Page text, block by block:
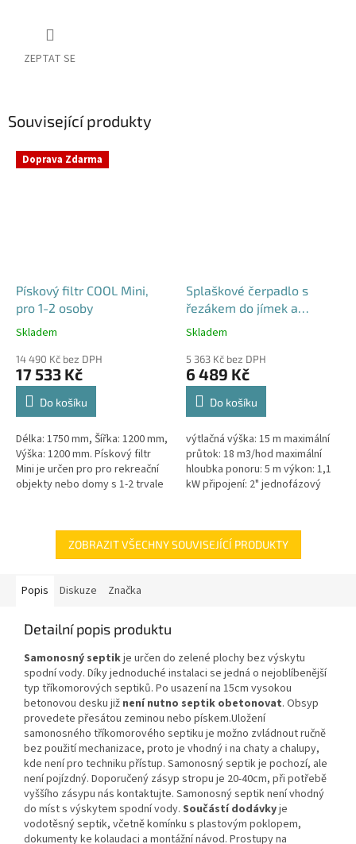
ZEPTAT SE
Související produkty
Doprava Zdarma
Pískový filtr COOL Mini,
pro 1-2 osoby
Průměrné
produktu
je
4,1
hvězdiček.
Skladem
14 490 Kč bez DPH
17 533 Kč
Do košíku
Délka: 1750 mm, Šířka: 1200 mm,
Výška: 1200 mm. Pískový filtr
Mini je určen pro pro rekreační
objekty nebo domy s 1-2 trvale
Splaškové čerpadlo s
řezákem do jímek a
septiků - Blue Line PQD 7-
Průměrné
produktu
je
5,0
hvězdiček.
Skladem
5 363 Kč bez DPH
6 489 Kč
Do košíku
výtlačná výška: 15 m maximální
průtok: 18 m3/hod maximální
hloubka ponoru: 5 m výkon: 1,1
kW připojení: 2" jednofázový
ZOBRAZIT VŠECHNY SOUVISEJÍCÍ PRODUKTY
Popis Diskuze Značka
Detailní popis produktu
Samonosný septikje určen do zelené plochy bez výskytu
spodní vody. Díky jednoduché instalaci se jedná o nejoblíbenější
typ tříkomorových septiků. Po usazení na 15cm vysokou
betonovou desku již není nutno septik obetonovat. Obsyp
provedete přesátou zeminou nebo pískem.Uložení
samonosného tříkomorového septiku je možno zvládnout ručně
bez použití mechanizace, proto je vhodný i na chaty a chalupy,
kde není pro techniku přístup. Samonosný septik je pochozí, ale
není pojízdný. Doporučený zásyp stropu je 20-40cm, při potřebě
vyššího zásypu nás kontaktujte. Samonosný septik není vhodný
do míst s výskytem spodní vody. Součástí dodávkyje
vodotěsný septik, včetně komínku s plastovým poklopem,
dokumenty ke kolaudaci a montážní návod. Prostupy na